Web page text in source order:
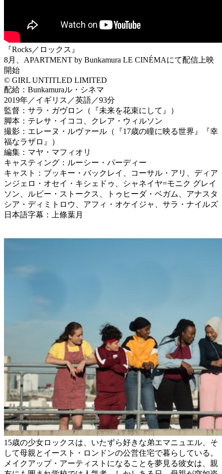
『Rocks／ロックス』
8月、APARTMENT by Bunkamura LE CINÉMAにて配信上映
開始
© GIRL UNTITLED LIMITED
配給：Bunkamuraル・シネマ
2019年／イギリス／英語／93分
監督：サラ・ガヴロン（『未来を花束にして』）
脚本：テレサ・イココ、クレア・ウィルソン
撮影：エレーヌ・ルヴァール（『17歳の瞳に映る世界』『幸
福なラザロ』）
編集：マヤ・マフィオリ
キャスティング：ルーシー・パーディー
キャスト：ブッキー・バックレイ、コーサル・アリ、ディア
ンジェロ・オセイ・キシェドゥ、シャネイヤ=モニク グレイ
ソン、ルビー・ストークス、トゥヒーダ・ベガム、アナスタ
シア・ディミトロウ、アフィ・オケイジャ、サラ・ナイルズ
日本語字幕：上條葉月
15歳の少女ロックスは、いたずら好きな弟エマニュエル、そ
して母親とイースト・ロンドンの公営住宅で暮らしている。
メイクアップ・アーティストになることを夢見る彼女は、親